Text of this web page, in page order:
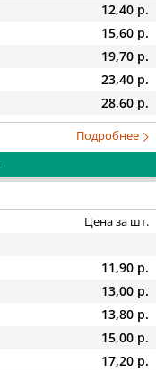
12,40 р.
15,60 р.
19,70 р.
23,40 р.
28,60 р.
Подробнее
Цена за шт.
11,90 р.
13,00 р.
13,80 р.
15,00 р.
17,20 р.